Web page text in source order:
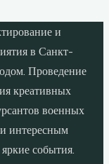
и
в Санкт-
Проведение
креативных
военных
интересным
события.